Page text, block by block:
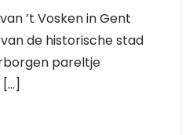
’t Vosken in Gent
de historische stad
pareltje
[…]